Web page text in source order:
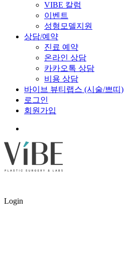
VIBE 칼럼
이벤트
성형모델지원
상담/예약
진료 예약
온라인 상담
카카오톡 상담
비용 상담
바이브 뷰티랩스 (시술/쁘띠)
로그인
회원가입
Login